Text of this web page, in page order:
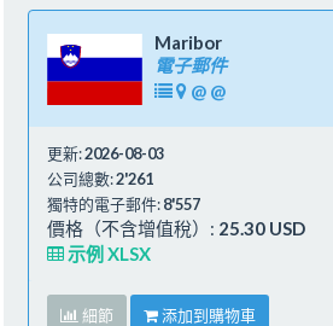
Maribor
電子郵件
@ @
更新:2026-08-03
公司總數:2'261
獨特的電子郵件:8'557
價格（不含增值稅）: 25.30 USD
示例 XLSX
細節 添加到購物車